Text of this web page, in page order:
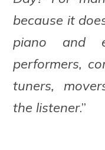
because it
piano and
performers,
tuners,
the listener.”